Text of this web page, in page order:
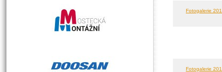
Fotogalerie
Fotogalerie